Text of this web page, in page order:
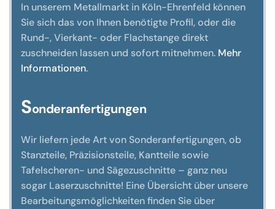
In unserem Metallmarkt in Köln-Ehrenfeld können
Sie sich das von Ihnen benötigte Profil, oder die
Rund-, Vierkant- oder Flachstange direkt
zuschneiden lassen und sofort mitnehmen. Mehr
Informationen.
Sonderanfertigungen
Wir liefern jede Art von Sonderanfertigungen, ob
Stanzteile, Präzisionsteile, Kantteile sowie
Tafelscheren- und Sägezuschnitte – ganz neu
sogar Laserzuschnitte! Eine Übersicht über unsere
Bearbeitungsmöglichkeiten finden Sie über